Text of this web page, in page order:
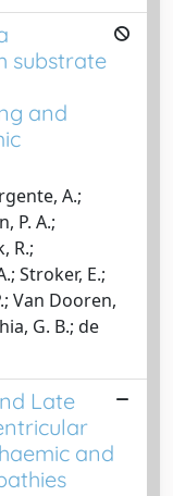
substrate
and
A.;
P. A.;
R.;
Stroker, E.;
Van Dooren,
G. B.; de
Late
and